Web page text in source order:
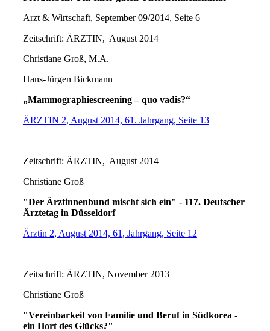
Arzt & Wirtschaft, September 09/2014, Seite 6
Zeitschrift: ÄRZTIN, August 2014
Christiane Groß, M.A.
Hans-Jürgen Bickmann
„Mammographiescreening – quo vadis?“
ÄRZTIN 2, August 2014, 61. Jahrgang, Seite 13
Zeitschrift: ÄRZTIN, August 2014
Christiane Groß
"Der Ärztinnenbund mischt sich ein" - 117. Deutscher
Ärztetag in Düsseldorf
Ärztin 2, August 2014, 61, Jahrgang, Seite 12
Zeitschrift: ÄRZTIN, November 2013
Christiane Groß
"Vereinbarkeit von Familie und Beruf in Südkorea -
ein Hort des Glücks?"